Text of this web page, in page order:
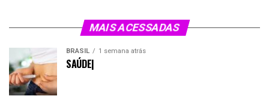
MAIS ACESSADAS
BRASIL 1 semana atrás
SAÚDE|